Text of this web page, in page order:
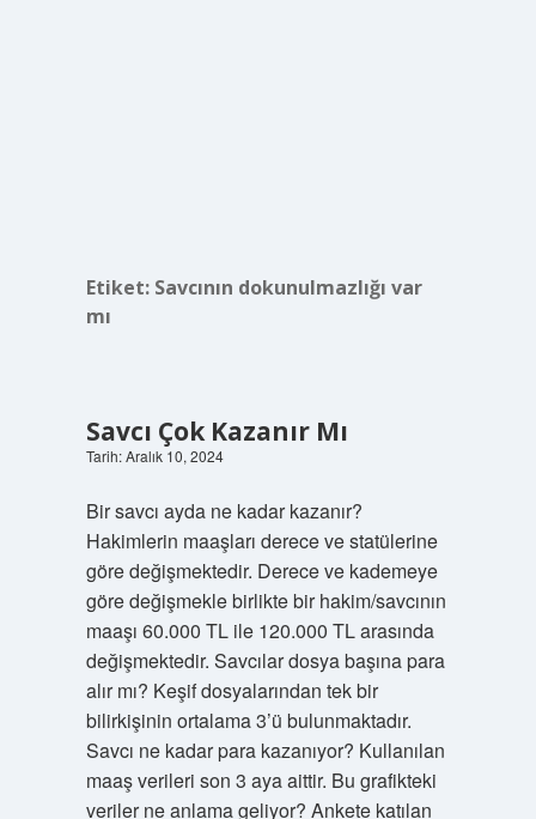
Etiket: Savcının dokunulmazlığı var
mı
Savcı Çok Kazanır Mı
Tarih: Aralık 10, 2024
Bir savcı ayda ne kadar kazanır?
Hakimlerin maaşları derece ve statülerine
göre değişmektedir. Derece ve kademeye
göre değişmekle birlikte bir hakim/savcının
maaşı 60.000 TL ile 120.000 TL arasında
değişmektedir. Savcılar dosya başına para
alır mı? Keşif dosyalarından tek bir
bilirkişinin ortalama 3’ü bulunmaktadır.
Savcı ne kadar para kazanıyor? Kullanılan
maaş verileri son 3 aya aittir. Bu grafikteki
veriler ne anlama geliyor? Ankete katılan